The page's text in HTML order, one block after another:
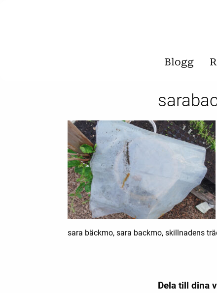
Blogg
sara bäckmo, sara backmo, skillnadens
Dela till dina